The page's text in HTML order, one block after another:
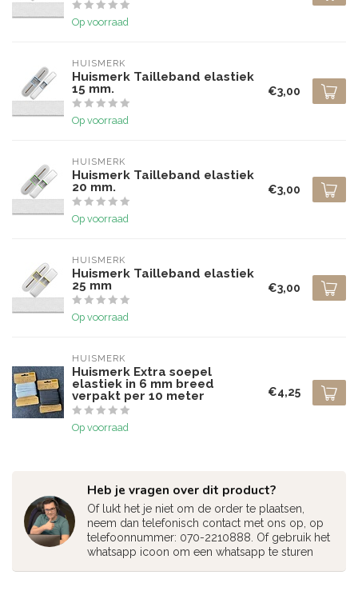
Op voorraad
HUISMERK
Huismerk Tailleband elastiek
15 mm.
Op voorraad
€3,00
HUISMERK
Huismerk Tailleband elastiek
20 mm.
Op voorraad
€3,00
HUISMERK
Huismerk Tailleband elastiek
25 mm
Op voorraad
€3,00
HUISMERK
Huismerk Extra soepel
elastiek in 6 mm breed
verpakt per 10 meter
Op voorraad
€4,25
Heb je vragen over dit product?
Of lukt het je niet om de order te plaatsen,
neem dan telefonisch contact met ons op, op
telefoonnummer: 070-2210888. Of gebruik het
whatsapp icoon om een whatsapp te sturen